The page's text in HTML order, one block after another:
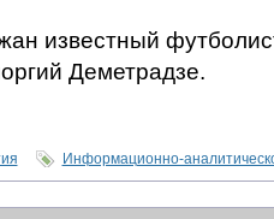
известный
Деметрадзе.
Информационно-